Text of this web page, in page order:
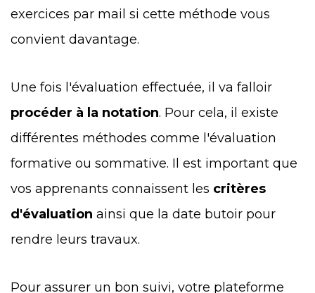
exercices par mail si cette méthode vous
convient davantage.
Une fois l'évaluation effectuée, il va falloir
procéder à la notation. Pour cela, il existe
différentes méthodes comme l'évaluation
formative ou sommative. Il est important que
vos apprenants connaissent les critères
d'évaluation ainsi que la date butoir pour
rendre leurs travaux.
Pour assurer un bon suivi, votre plateforme